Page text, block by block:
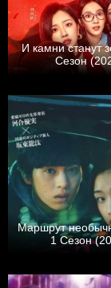
И камни станут
Сезон
Маршрут
1 Сезон